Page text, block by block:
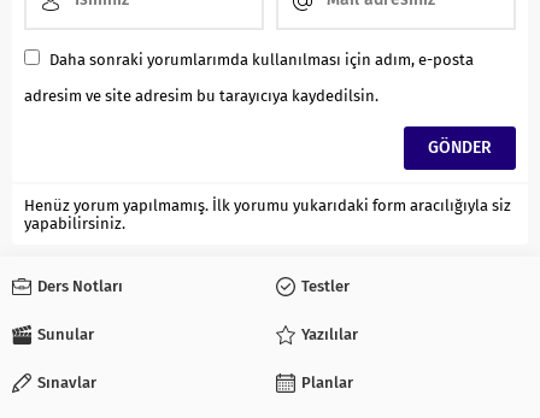
Daha sonraki yorumlarımda kullanılması için adım, e-posta
adresim ve site adresim bu tarayıcıya kaydedilsin.
Henüz yorum yapılmamış. İlk yorumu yukarıdaki form aracılığıyla siz
yapabilirsiniz.
Ders Notları Testler
Sunular Yazılılar
Sınavlar Planlar